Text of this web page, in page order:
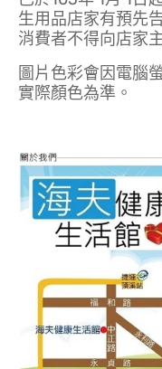
生用品店家有預先
消費者不得向店家
圖片色彩會因電腦
實際顏色為準。